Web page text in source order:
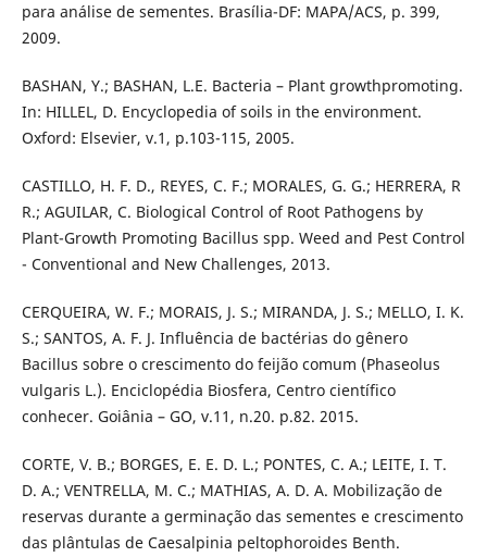
para análise de sementes. Brasília-DF: MAPA/ACS, p. 399,
2009.
BASHAN, Y.; BASHAN, L.E. Bacteria – Plant growthpromoting.
In: HILLEL, D. Encyclopedia of soils in the environment.
Oxford: Elsevier, v.1, p.103-115, 2005.
CASTILLO, H. F. D., REYES, C. F.; MORALES, G. G.; HERRERA, R
R.; AGUILAR, C. Biological Control of Root Pathogens by
Plant-Growth Promoting Bacillus spp. Weed and Pest Control
- Conventional and New Challenges, 2013.
CERQUEIRA, W. F.; MORAIS, J. S.; MIRANDA, J. S.; MELLO, I. K.
S.; SANTOS, A. F. J. Influência de bactérias do gênero
Bacillus sobre o crescimento do feijão comum (Phaseolus
vulgaris L.). Enciclopédia Biosfera, Centro científico
conhecer. Goiânia – GO, v.11, n.20. p.82. 2015.
CORTE, V. B.; BORGES, E. E. D. L.; PONTES, C. A.; LEITE, I. T.
D. A.; VENTRELLA, M. C.; MATHIAS, A. D. A. Mobilização de
reservas durante a germinação das sementes e crescimento
das plântulas de Caesalpinia peltophoroides Benth.